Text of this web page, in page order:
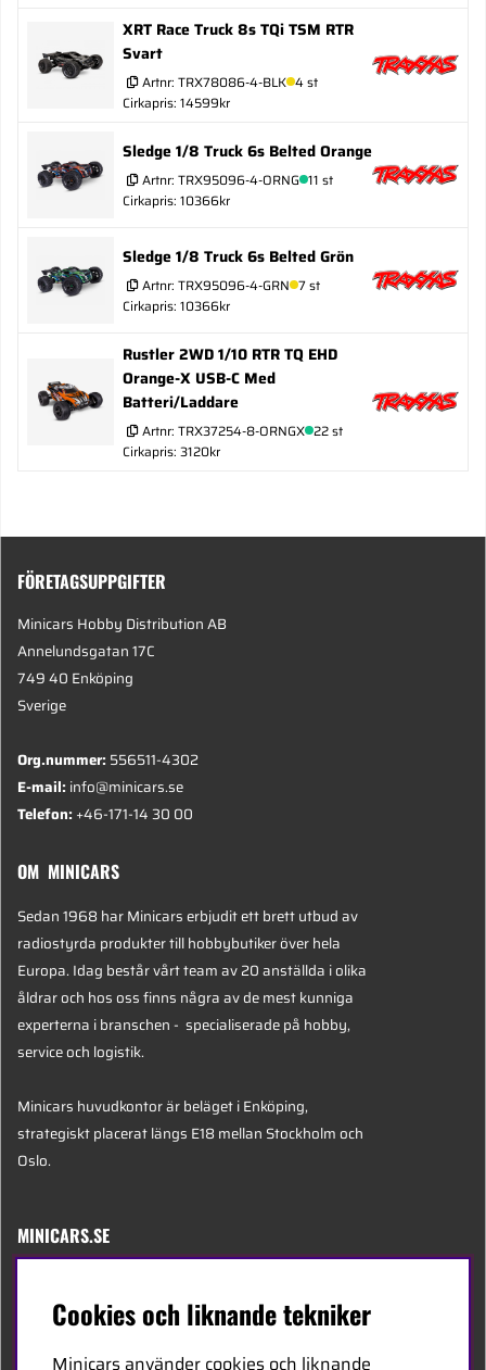
XRT Race Truck 8s TQi TSM RTR
Svart
Artnr: TRX78086-4-BLK 4 st
Cirkapris: 14599kr
Sledge 1/8 Truck 6s Belted Orange
Artnr: TRX95096-4-ORNG 11 st
Cirkapris: 10366kr
Sledge 1/8 Truck 6s Belted Grön
Artnr: TRX95096-4-GRN 7 st
Cirkapris: 10366kr
Rustler 2WD 1/10 RTR TQ EHD
Orange-X USB-C Med
Batteri/Laddare
Artnr: TRX37254-8-ORNGX 22 st
Cirkapris: 3120kr
FÖRETAGSUPPGIFTER
Minicars Hobby Distribution AB
Annelundsgatan 17C
749 40 Enköping
Sverige
Org.nummer:556511-4302
E-mail:info@minicars.se
Telefon:+46-171-14 30 00
OM MINICARS
Sedan 1968 har Minicars erbjudit ett brett utbud av
radiostyrda produkter till hobbybutiker över hela
Europa. Idag består vårt team av 20 anställda i olika
åldrar och hos oss finns några av de mest kunniga
experterna i branschen - specialiserade på hobby,
service och logistik.
Minicars huvudkontor är beläget i Enköping,
strategiskt placerat längs E18 mellan Stockholm och
Oslo.
MINICARS.SE
Cookies och liknande tekniker
Minicars använder cookies och liknande